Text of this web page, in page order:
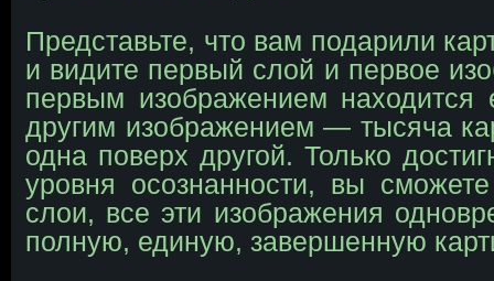
Представьте, что вам подарили
и видите первый слой и первое
первым изображением
другим изображением — тысяча
одна поверх другой. Только
уровня осознанности, вы
слои, все эти изображения
полную, единую, завершенную